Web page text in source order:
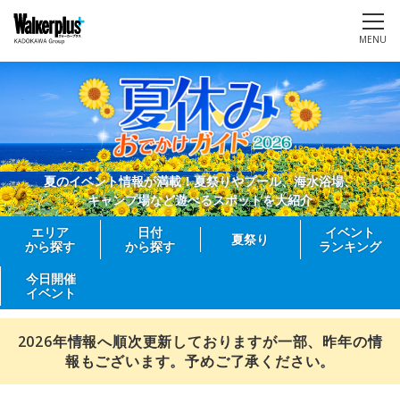
MENU
夏のイベント情報が満載！夏祭りやプール、海水浴場、
キャンプ場など遊べるスポットを大紹介
エリア
から探す
日付
から探す
夏祭り
イベント
ランキング
今日開催
イベント
2026年情報へ順次更新しておりますが一部、昨年の情
報もございます。予めご了承ください。